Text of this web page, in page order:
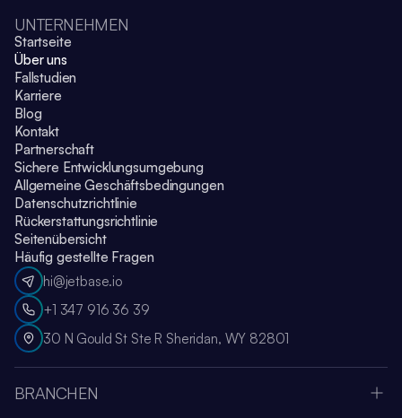
UNTERNEHMEN
Startseite
Über uns
Fallstudien
Karriere
Blog
Kontakt
Partnerschaft
Sichere Entwicklungsumgebung
Allgemeine Geschäftsbedingungen
Datenschutzrichtlinie
Rückerstattungsrichtlinie
Seitenübersicht
Häufig gestellte Fragen
hi@jetbase.io
+1 347 916 36 39
30 N Gould St Ste R Sheridan, WY 82801
BRANCHEN